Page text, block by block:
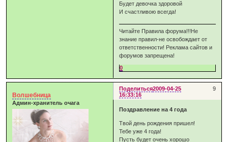
Будет девочка здоровой
И счастливою всегда!
Читайте Правила форума!!!Не
знание правил-не освобождает от
ответственности! Реклама сайтов и
форумов запрещена!
0
Поделиться 9
2009-04-25
16:33:16
Волшебница
Админ-хранитель очага
Поздравление на 4 года
Твой день рождения пришел!
Тебе уже 4 года!
Пусть будет очень хорошо